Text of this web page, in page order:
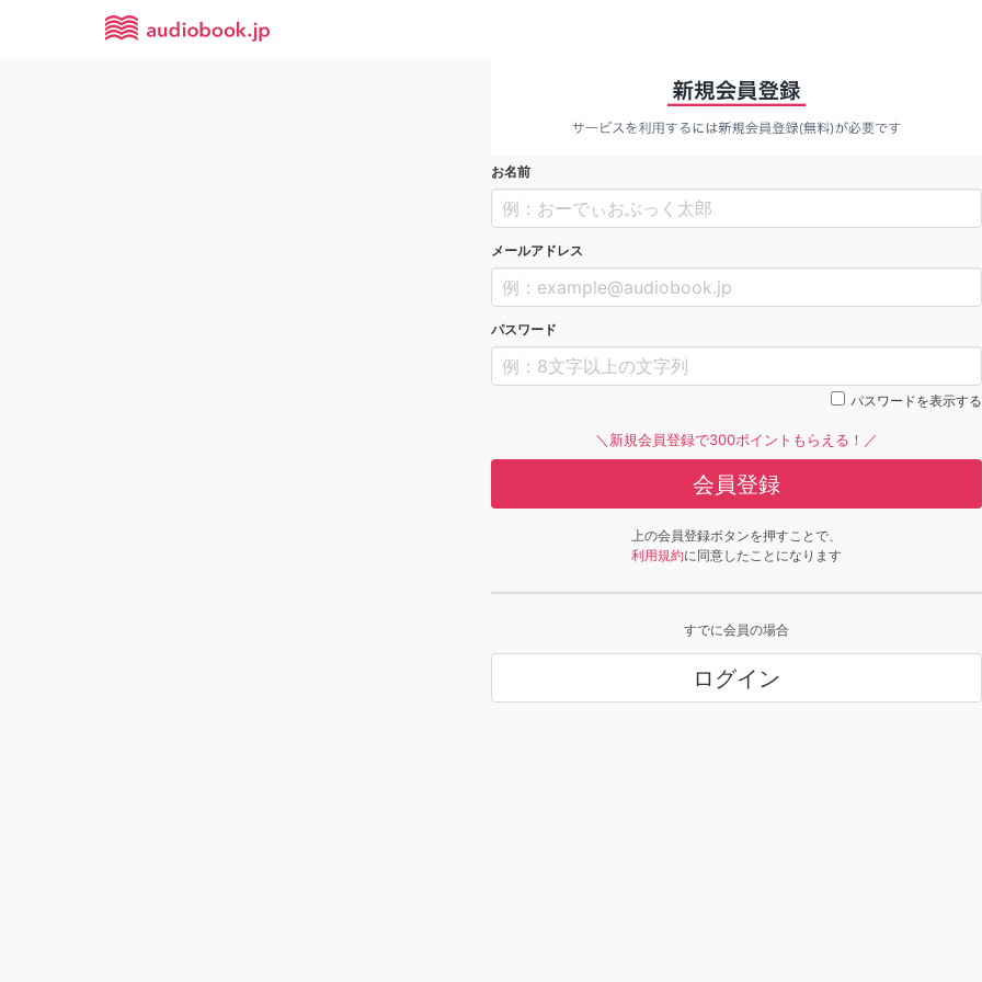
お名前
メールアドレス
パスワード
パスワードを表示する
＼新規会員登録で300ポイントもらえる！／
会員登録
上の会員登録ボタンを押すことで、
利用規約に同意したことになります
すでに会員の場合
ログイン